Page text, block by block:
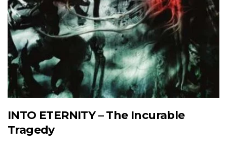
INTO ETERNITY – The Incurable
Tragedy